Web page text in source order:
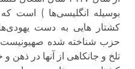
بوسیله انگلیسی‌ها ) است
کشتار هایی به دست
حزب شناخته شده صهیونیست
تلخ و جانکاهی از آنها در ذهن